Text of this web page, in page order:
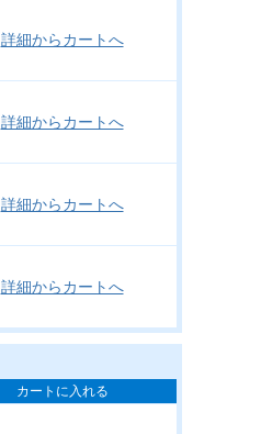
詳細からカートへ
詳細からカートへ
詳細からカートへ
詳細からカートへ
カートに入れる